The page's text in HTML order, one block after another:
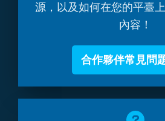
源，以及如何在您的平臺
內容！
合作夥伴常見問